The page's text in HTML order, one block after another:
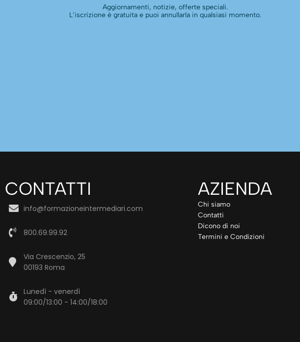
Aggiornamenti, notizie, offerte speciali.
L’iscrizione è gratuita e puoi annullarla in qualsiasi momento.
CONTATTI
info@formazioneintermediari.com
800.69.99.92
Via Crescenzio, 25
00193 Roma
Lunedì - venerdì
09:00/13:00 - 14:00/18:00
AZIENDA
Chi siamo
Contatti
Dicono di noi
Termini e Condizioni